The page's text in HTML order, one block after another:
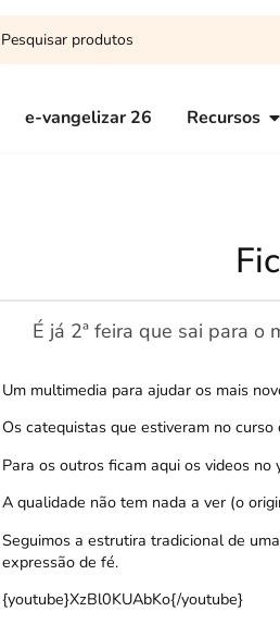
e-vangelizar 26 Recursos
É já 2ª feira que sai para o
Um multimedia para ajudar os mais
Os catequistas que estiveram no curso
Para os outros ficam aqui os videos no
A qualidade não tem nada a ver (o
Seguimos a estrutira tradicional de
expressão de fé.
{youtube}XzBl0KUAbKo{/youtube}